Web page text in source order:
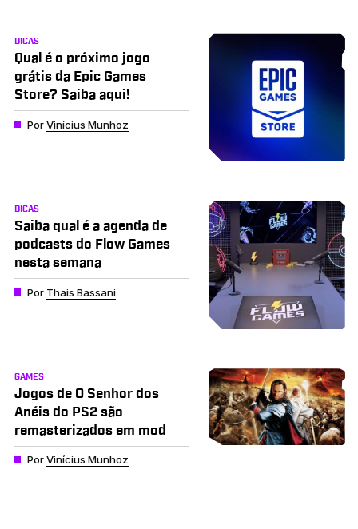
DICAS
Qual é o próximo jogo
grátis da Epic Games
Store? Saiba aqui!
PorVinícius Munhoz
DICAS
Saiba qual é a agenda de
podcasts do Flow Games
nesta semana
Por Thais Bassani
GAMES
Jogos de O Senhor dos
Anéis do PS2 são
remasterizados em mod
PorVinícius Munhoz